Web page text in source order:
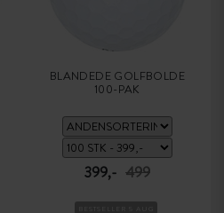
BLANDEDE GOLFBOLDE
100-PAK
399,- 499